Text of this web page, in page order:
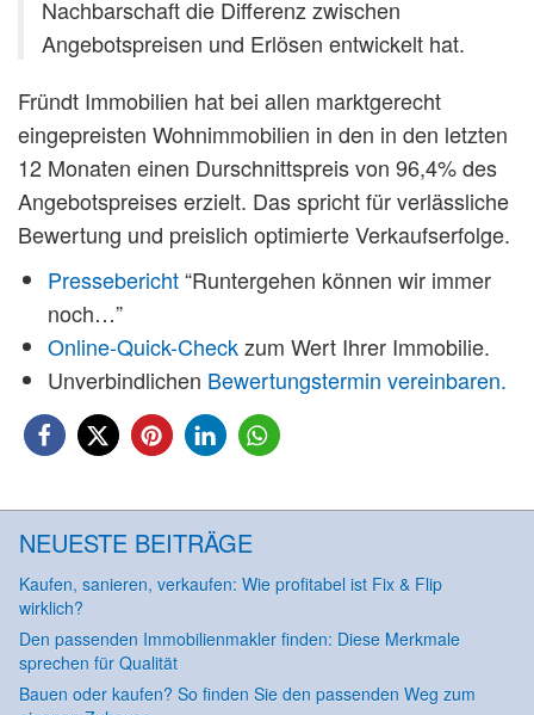
Nachbarschaft die Differenz zwischen
Angebotspreisen und Erlösen entwickelt hat.
Fründt Immobilien hat bei allen marktgerecht
eingepreisten Wohnimmobilien in den in den letzten
12 Monaten einen Durschnittspreis von 96,4% des
Angebotspreises erzielt. Das spricht für verlässliche
Bewertung und preislich optimierte Verkaufserfolge.
Pressebericht“Runtergehen können wir immer
noch…”
Online-Quick-Checkzum Wert Ihrer Immobilie.
Unverbindlichen Bewertungstermin vereinbaren.
NEUESTE BEITRÄGE
Kaufen, sanieren, verkaufen: Wie profitabel ist Fix & Flip
wirklich?
Den passenden Immobilienmakler finden: Diese Merkmale
sprechen für Qualität
Bauen oder kaufen? So finden Sie den passenden Weg zum